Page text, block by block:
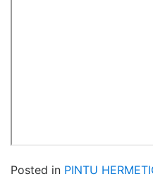
Posted in PINTU